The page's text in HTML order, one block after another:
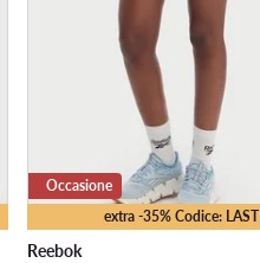
extra -35% Codice: LAST
Occasione
Reebok